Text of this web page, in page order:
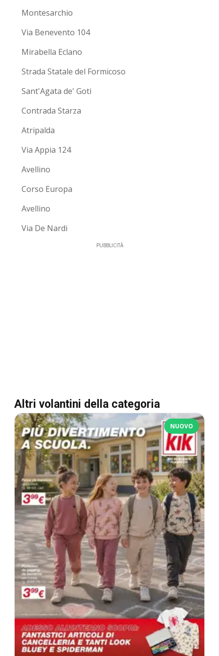
Montesarchio
Via Benevento 104
Mirabella Eclano
Strada Statale del Formicoso
Sant'Agata de' Goti
Contrada Starza
Atripalda
Via Appia 124
Avellino
Corso Europa
Avellino
Via De Nardi
PUBBLICITÀ
Altri volantini della categoria
NUOVO